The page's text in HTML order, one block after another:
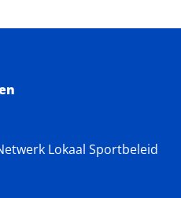
Lokaal Sportbeleid